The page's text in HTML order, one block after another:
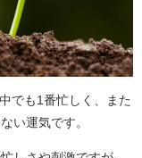
でも1番忙しく、また
い運気です。